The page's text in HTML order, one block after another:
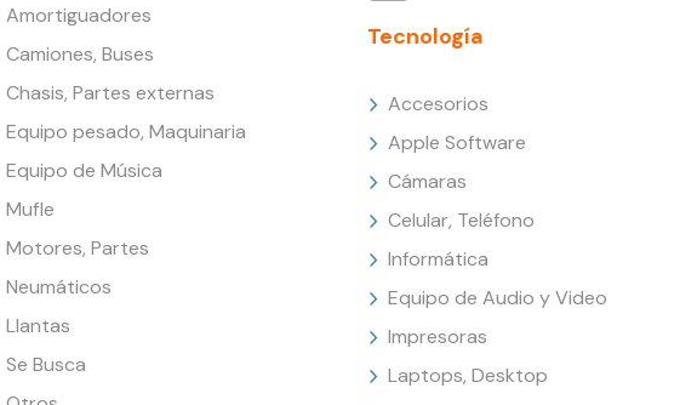
Amortiguadores
Camiones, Buses
Chasis, Partes externas
Equipo pesado, Maquinaria
Equipo de Música
Mufle
Motores, Partes
Neumáticos
Llantas
Se Busca
Tecnología
Accesorios
Apple Software
Cámaras
Celular, Teléfono
Informática
Equipo de Audio y Video
Impresoras
Laptops, Desktop